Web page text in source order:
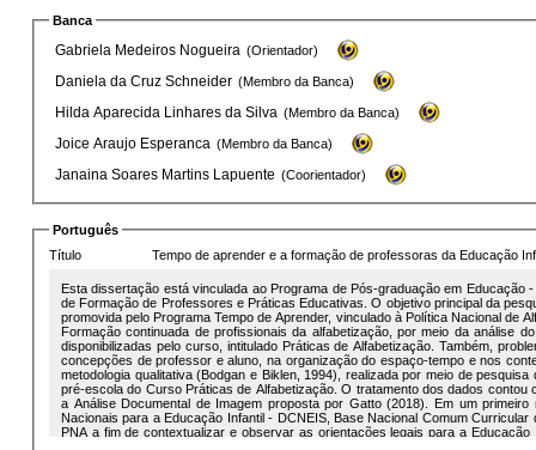
Banca
Gabriela Medeiros Nogueira (Orientador)
Daniela da Cruz Schneider (Membro da Banca)
Hilda Aparecida Linhares da Silva (Membro da Banca)
Joice Araujo Esperanca (Membro da Banca)
Janaina Soares Martins Lapuente (Coorientador)
Português
Título
Tempo de aprender e a formação de professoras da Educação
Esta dissertação está vinculada ao Programa de Pós-graduação em
de Formação de Professores e Práticas Educativas. O objetivo principal da
promovida pelo Programa Tempo de Aprender, vinculado à Política Nacional de
Formação continuada de profissionais da alfabetização, por meio da análise
disponibilizadas pelo curso, intitulado Práticas de Alfabetização. Também,
concepções de professor e aluno, na organização do espaço-tempo e nos
metodologia qualitativa (Bodgan e Biklen, 1994), realizada por meio de
pré-escola do Curso Práticas de Alfabetização. O tratamento dos dados
a Análise Documental de Imagem proposta por Gatto (2018). Em um
Nacionais para a Educação Infantil - DCNEIS, Base Nacional Comum Curricular da Educação Infantil - BNCCEI e Política Nacional de Alfabetização -
PNA a fim de contextualizar e observar as orientações legais para a